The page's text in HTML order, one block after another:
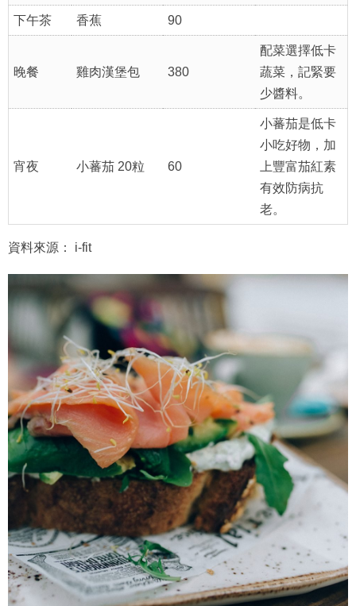
下午茶 香蕉 90
晚餐 雞肉漢堡包 380
配菜選擇低卡
蔬菜，記緊要
少醬料。
宵夜 小蕃茄 20粒 60
小蕃茄是低卡
小吃好物，加
上豐富茄紅素
有效防病抗
老。
資料來源： i-fit